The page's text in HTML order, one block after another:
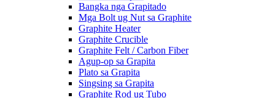
Bangka nga Grapitado
Mga Bolt ug Nut sa Graphite
Graphite Heater
Graphite Crucible
Graphite Felt / Carbon Fiber
Agup-op sa Grapita
Plato sa Grapita
Singsing sa Grapita
Graphite Rod ug Tubo